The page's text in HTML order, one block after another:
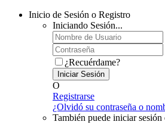
Inicio de Sesión o Registro
Iniciando Sesión...
¿Recuérdame?
Iniciar Sesión
O
Registrarse
¿Olvidó su contraseña o
También puede iniciar sesión